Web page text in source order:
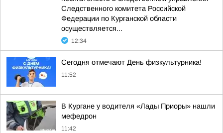
Следственного комитета Российской
Федерации по Курганской области
осуществляется...
12:34
Сегодня отмечают День физкультурника!
11:52
В Кургане у водителя «Лады Приоры» нашли
мефедрон
11:42